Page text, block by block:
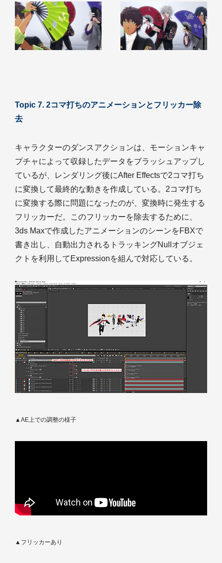
Topic 7. 2コマ打ちのアニメーションとフリッカー除
去
キャラクターのダンスアクションは、モーションキャ
プチャによって収録したデータをブラッシュアップし
ているが、レンダリング後にAfter Effectsで2コマ打ち
に変換して最終的な動きを作成している。2コマ打ち
に変換する際に問題になったのが、変換時に発生する
フリッカーだ。このフリッカーを除去するために、
3ds Maxで作成したアニメーションのシーンをFBXで
書き出し、自動出力されるトラッキングNullオブジェ
クトを利用してExpressionを組んで対応している。
▲AE上での調整の様子
▲フリッカーあり